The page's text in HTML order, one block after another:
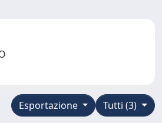
Tutti (3)
Esportazione